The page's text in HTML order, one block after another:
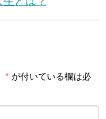
* が付いている欄は必